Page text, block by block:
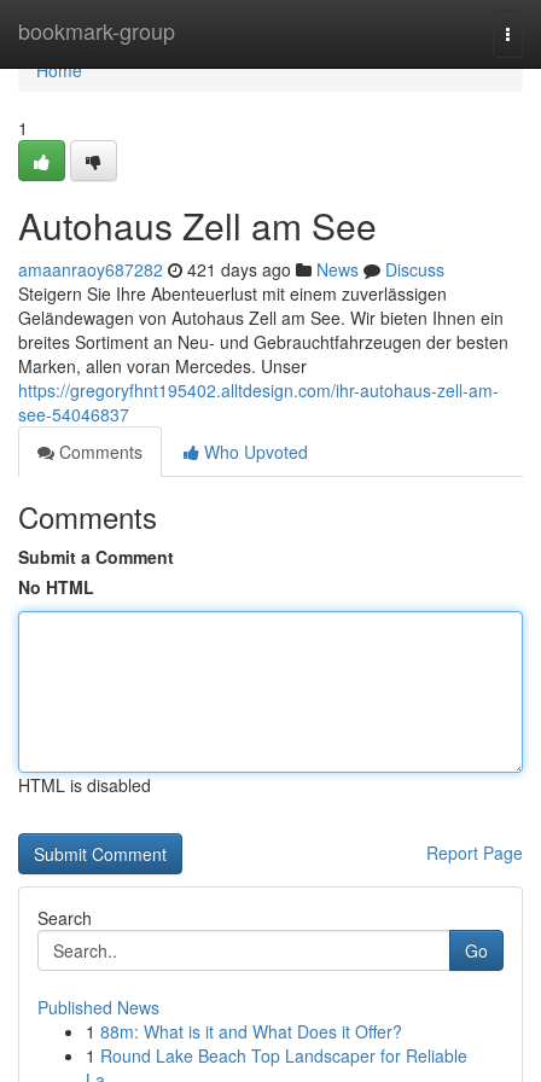
bookmark-group
Home
Home
1
Autohaus Zell am See
amaanraoy687282 421 days ago News
Discuss
Steigern Sie Ihre Abenteuerlust mit einem zuverlässigen
Geländewagen von Autohaus Zell am See. Wir bieten Ihnen ein
breites Sortiment an Neu- und Gebrauchtfahrzeugen der besten
Marken, allen voran Mercedes. Unser
https://gregoryfhnt195402.alltdesign.com/ihr-autohaus-zell-am-
see-54046837
Comments
Who Upvoted
Comments
Submit a Comment
No HTML
HTML is disabled
Report Page
Search
Go
Published News
1 88m: What is it and What Does it Offer?
1 Round Lake Beach Top Landscaper for Reliable